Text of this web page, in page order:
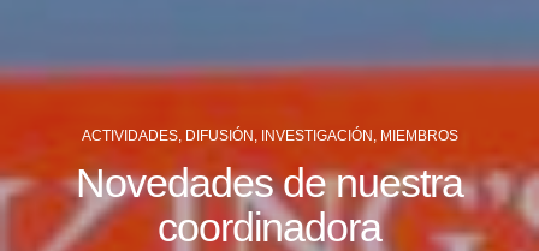
ACTIVIDADES, DIFUSIÓN , INVESTIGACIÓN , MIEMBROS
Novedades de nuestra
coordinadora